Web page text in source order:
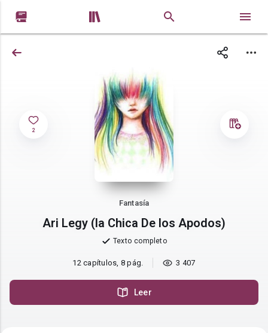
 
2
Fantasía
Ari Legy (la Chica De los Apodos)
Texto completo
12 capítulos, 8 pág. 3 407
Leer